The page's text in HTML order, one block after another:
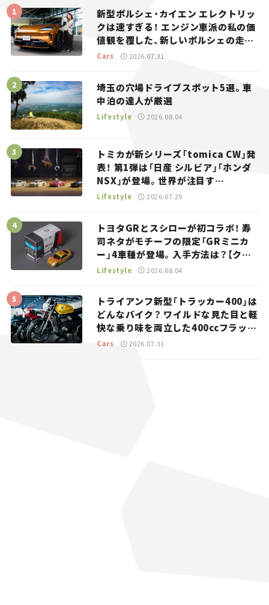
新型ポルシェ・カイエン エレクトリッ
クは速すぎる！ エンジン車派の私の価
値観を覆した、新しいポルシェの走
り。
Cars 2026.07.31
埼玉の穴場ドライブスポット5選。車
中泊の達人が厳選
Lifestyle 2026.08.04
トミカが新シリーズ「tomica CW」発
表！ 第1弾は「日産 シルビア」「ホンダ
NSX」が登場。世界が注目す
る“JDM”に焦点【クルマとホビー】
Lifestyle 2026.07.29
トヨタGRとスシローが初コラボ！ 寿
司ネタがモチーフの限定「GRミニカ
ー」4車種が登場。入手方法は？【クル
マとホビー】
Lifestyle 2026.08.04
トライアンフ新型「トラッカー400」は
どんなバイク？ ワイルドな見た目と軽
快な乗り味を両立した400ccフラット
トラッカー【試乗レビュー】
Cars 2026.07.31